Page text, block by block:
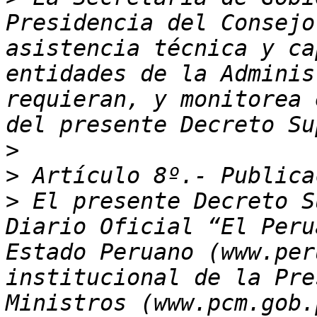
Presidencia del
asistencia técnica y
entidades de la
requieran, y
>
>
> El presente Decreto
Diario Oficial “El
Estado Peruano
institucional de la
Ministros